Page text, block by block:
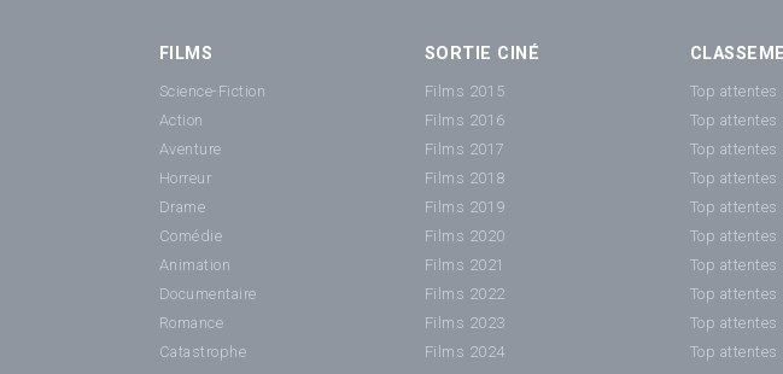
FILMS
Science-Fiction
Action
Aventure
Horreur
Drame
Comédie
Animation
Documentaire
Romance
Catastrophe
SORTIE CINÉ
Films 2015
Films 2016
Films 2017
Films 2018
Films 2019
Films 2020
Films 2021
Films 2022
Films 2023
Films 2024
Top attentes
Top attentes
Top attentes
Top attentes
Top attentes
Top attentes
Top attentes
Top attentes
Top attentes
Top attentes